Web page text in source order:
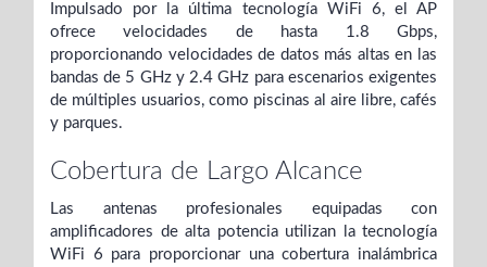
Impulsado por la última tecnología WiFi 6, el AP
ofrece velocidades de hasta 1.8 Gbps,
proporcionando velocidades de datos más altas en las
bandas de 5 GHz y 2.4 GHz para escenarios exigentes
de múltiples usuarios, como piscinas al aire libre, cafés
y parques.
Cobertura de Largo Alcance
Las antenas profesionales equipadas con
amplificadores de alta potencia utilizan la tecnología
WiFi 6 para proporcionar una cobertura inalámbrica